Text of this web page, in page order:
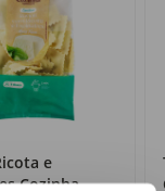
e
Cozinha